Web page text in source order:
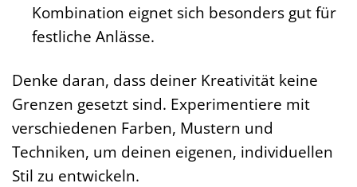
Kombination eignet sich besonders gut für
festliche Anlässe.
Denke daran, dass deiner Kreativität keine
Grenzen gesetzt sind. Experimentiere mit
verschiedenen Farben, Mustern und
Techniken, um deinen eigenen, individuellen
Stil zu entwickeln.